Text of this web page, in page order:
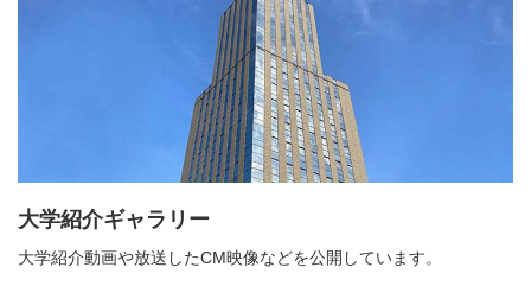
大学紹介ギャラリー
大学紹介動画や放送したCM映像などを公開しています。